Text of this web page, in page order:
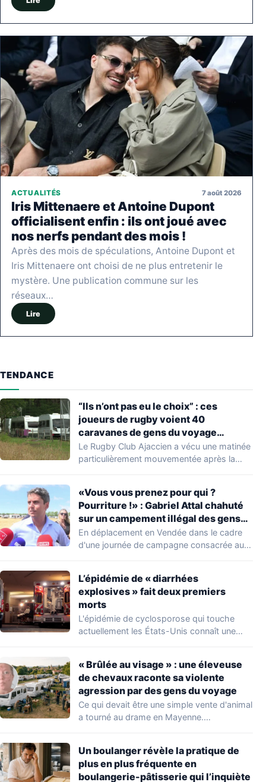
ACTUALITÉS 7 août 2026
Iris Mittenaere et Antoine Dupont
officialisent enfin : ils ont joué avec
nos nerfs pendant des mois !
Après des mois de spéculations, Antoine Dupont et
Iris Mittenaere ont choisi de ne plus entretenir le
mystère. Une publication commune sur les
réseaux…
Lire
TENDANCE
“Ils n’ont pas eu le choix” : ces
joueurs de rugby voient 40
caravanes de gens du voyage
s’installer dans leur stade, ils les
délogent en moins d’1 heure
Le Rugby Club Ajaccien a vécu une matinée
particulièrement mouvementée après la
«Vous vous prenez pour qui ?
Pourriture !» : Gabriel Attal chahuté
sur un campement illégal des gens
du voyage
En déplacement en Vendée dans le cadre
d'une journée de campagne consacrée aux
L’épidémie de « diarrhées
explosives » fait deux premiers
morts
L'épidémie de cyclosporose qui touche
actuellement les États-Unis connaît une
« Brûlée au visage » : une éleveuse
de chevaux raconte sa violente
agression par des gens du voyage
Ce qui devait être une simple vente d'animal
a tourné au drame en Mayenne.…
Un boulanger révèle la pratique de
plus en plus fréquente en
boulangerie-pâtisserie qui l’inquiète